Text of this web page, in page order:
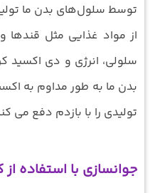
توسط سلول‌های بدن ما
از مواد غذایی مثل قندها
سلولی، انرژی و دی اکسید
بدن ما به طور مداوم به
تولیدی را با بازدم دفع می‌
جوانسازی با استفاده